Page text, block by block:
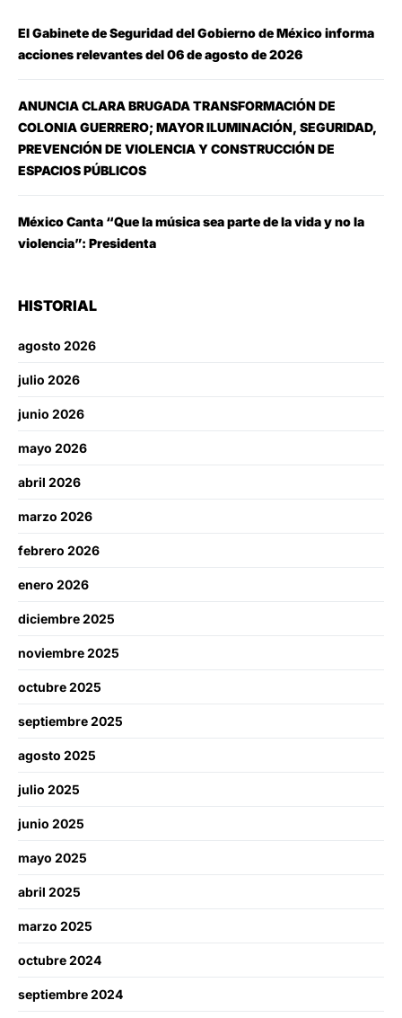
El Gabinete de Seguridad del Gobierno de México informa
acciones relevantes del 06 de agosto de 2026
ANUNCIA CLARA BRUGADA TRANSFORMACIÓN DE
COLONIA GUERRERO; MAYOR ILUMINACIÓN, SEGURIDAD,
PREVENCIÓN DE VIOLENCIA Y CONSTRUCCIÓN DE
ESPACIOS PÚBLICOS
México Canta “Que la música sea parte de la vida y no la
violencia”: Presidenta
HISTORIAL
agosto 2026
julio 2026
junio 2026
mayo 2026
abril 2026
marzo 2026
febrero 2026
enero 2026
diciembre 2025
noviembre 2025
octubre 2025
septiembre 2025
agosto 2025
julio 2025
junio 2025
mayo 2025
abril 2025
marzo 2025
octubre 2024
septiembre 2024